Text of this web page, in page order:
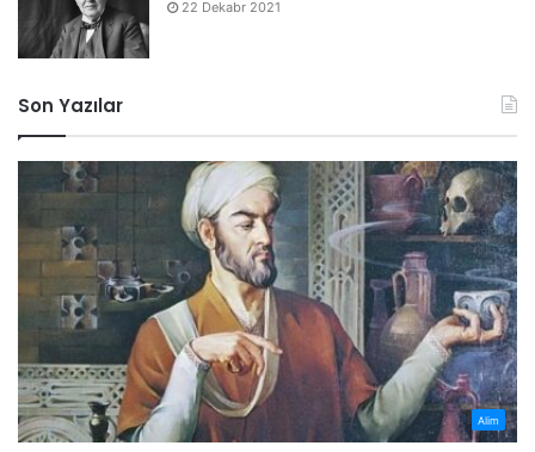
22 Dekabr 2021
Son Yazılar
Alim